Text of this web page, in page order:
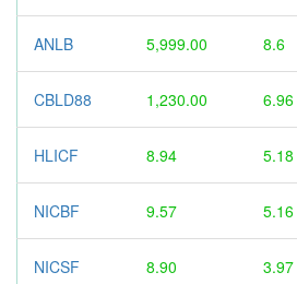
ANLB 5,999.00 8.6
CBLD88 1,230.00 6.96
HLICF 8.94 5.18
NICBF 9.57 5.16
NICSF 8.90 3.97